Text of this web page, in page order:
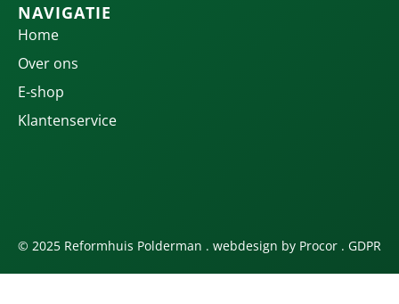
NAVIGATIE
Home
Over ons
E-shop
Klantenservice
© 2025 Reformhuis Polderman . webdesign by Procor . GDPR